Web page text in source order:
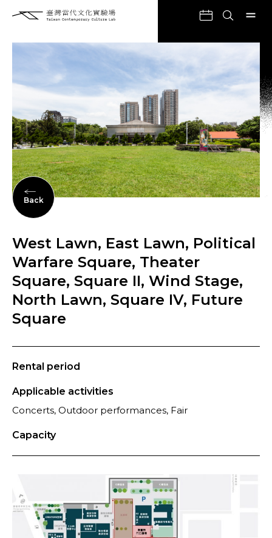
Back
West Lawn, East Lawn, Political
Warfare Square, Theater
Square, Square II, Wind Stage,
North Lawn, Square IV, Future
Square
Rental period
Applicable activities
Concerts, Outdoor performances, Fair
Capacity